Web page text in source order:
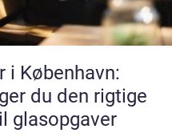
i København:
du den rigtige
glasopgaver